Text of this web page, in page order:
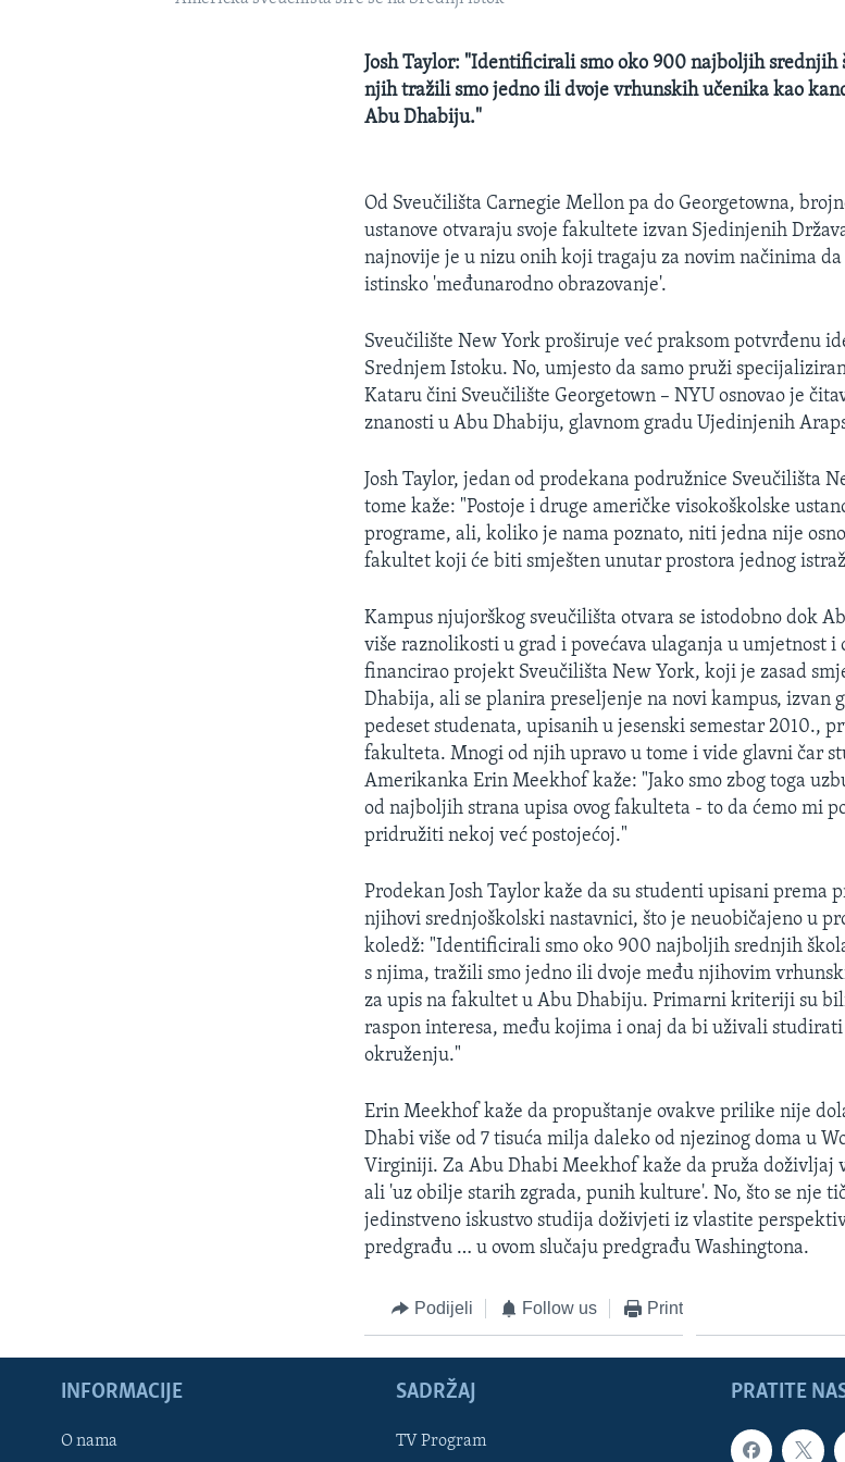
Learning English
Josh Taylor: "Identificirali smo oko 900 najboljih srednjih
njih tražili smo jedno ili dvoje vrhunskih učenika kao
Abu Dhabiju."
Od Sveučilišta Carnegie Mellon pa do Georgetowna,
ustanove otvaraju svoje fakultete izvan Sjedinjenih
najnovije je u nizu onih koji tragaju za novim načinima
istinsko 'međunarodno obrazovanje'.
Sveučilište New York proširuje već praksom potvrđenu
Srednjem Istoku. No, umjesto da samo pruži
Kataru čini Sveučilište Georgetown – NYU osnovao je
znanosti u Abu Dhabiju, glavnom gradu Ujedinjenih
Josh Taylor, jedan od prodekana podružnice Sveučilišta
tome kaže: "Postoje i druge američke visokoškolske
programe, ali, koliko je nama poznato, niti jedna nije
fakultet koji će biti smješten unutar prostora jednog
Kampus njujorškog sveučilišta otvara se istodobno dok
više raznolikosti u grad i povećava ulaganja u umjetnost i
financirao projekt Sveučilišta New York, koji je zasad
Dhabija, ali se planira preseljenje na novi kampus, izvan
pedeset studenata, upisanih u jesenski semestar 2010.,
fakulteta. Mnogi od njih upravo u tome i vide glavni čar
Amerikanka Erin Meekhof kaže: "Jako smo zbog toga
od najboljih strana upisa ovog fakulteta - to da ćemo mi
pridružiti nekoj već postojećoj."
Prodekan Josh Taylor kaže da su studenti upisani prema
njihovi srednjoškolski nastavnici, što je neuobičajeno u
koledž: "Identificirali smo oko 900 najboljih srednjih
s njima, tražili smo jedno ili dvoje među njihovim
za upis na fakultet u Abu Dhabiju. Primarni kriteriji su
raspon interesa, među kojima i onaj da bi uživali
okruženju."
Erin Meekhof kaže da propuštanje ovakve prilike nije
Dhabi više od 7 tisuća milja daleko od njezinog doma u
Virginiji. Za Abu Dhabi Meekhof kaže da pruža doživljaj
ali 'uz obilje starih zgrada, punih kulture'. No, što se nje
jedinstveno iskustvo studija doživjeti iz vlastite
predgrađu … u ovom slučaju predgrađu Washingtona.
Podijeli Follow us Print
PRATITE
INFORMACIJE
O nama
SADRŽAJ
TV Program